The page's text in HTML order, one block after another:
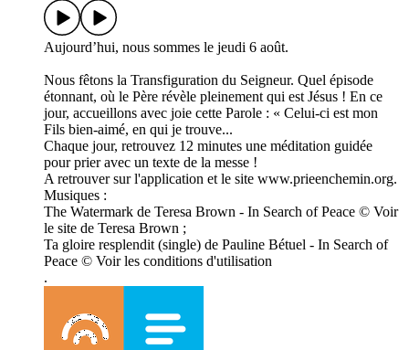
Aujourd’hui, nous sommes le jeudi 6 août.
Nous fêtons la Transfiguration du Seigneur. Quel épisode
étonnant, où le Père révèle pleinement qui est Jésus ! En ce
jour, accueillons avec joie cette Parole : « Celui-ci est mon
Fils bien-aimé, en qui je trouve...
Chaque jour, retrouvez 12 minutes une méditation guidée
pour prier avec un texte de la messe !
A retrouver sur l'application et le site www.prieenchemin.org.
Musiques :
The Watermark de Teresa Brown - In Search of Peace © Voir
le site de Teresa Brown ;
Ta gloire resplendit (single) de Pauline Bétuel - In Search of
Peace © Voir les conditions d'utilisation
.